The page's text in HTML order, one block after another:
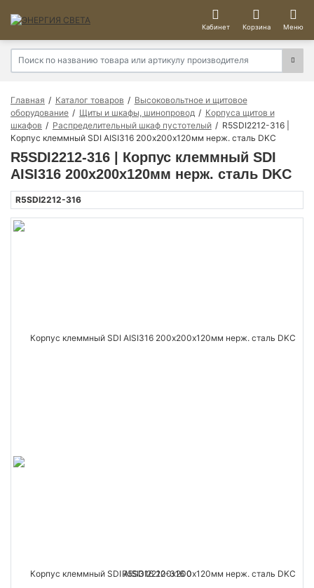
Кабинет Корзина Меню
Главная Каталог товаров
Высоковольтное и щитовое
оборудование
Щиты и шкафы, шинопровод
Корпуса щитов и
шкафов
Распределительный шкаф пустотелый
R5SDI2212-316 |
Корпус клеммный SDI AISI316 200х200х120мм нерж. сталь DKC
R5SDI2212-316 | Корпус клеммный SDI
AISI316 200х200х120мм нерж. сталь DKC
R5SDI2212-316